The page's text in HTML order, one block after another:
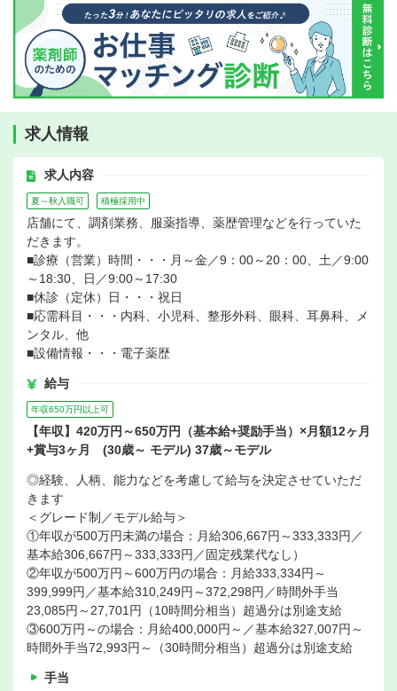
求人情報
求人内容
夏～秋入職可 積極採用中
店舗にて、調剤業務、服薬指導、薬歴管理などを行っていた
だきます。
■診療（営業）時間・・・月～金／9：00～20：00、土／9:00
～18:30、日／9:00～17:30
■休診（定休）日・・・祝日
■応需科目・・・内科、小児科、整形外科、眼科、耳鼻科、メ
ンタル、他
■設備情報・・・電子薬歴
給与
年収650万円以上可
【年収】420万円～650万円（基本給+奨励手当）×月額12ヶ月
+賞与3ヶ月 (30歳～ モデル) 37歳～モデル
◎経験、人柄、能力などを考慮して給与を決定させていただ
きます
＜グレード制／モデル給与＞
①年収が500万円未満の場合：月給306,667円～333,333円／
基本給306,667円～333,333円／固定残業代なし）
②年収が500万円～600万円の場合：月給333,334円～
399,999円／基本給310,249円～372,298円／時間外手当
23,085円～27,701円（10時間分相当）超過分は別途支給
③600万円～の場合：月給400,000円～／基本給327,007円～
時間外手当72,993円～（30時間分相当）超過分は別途支給
手当